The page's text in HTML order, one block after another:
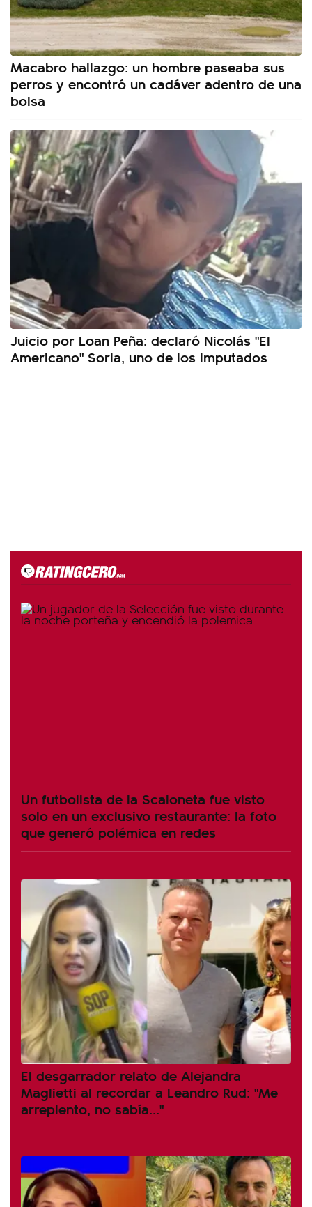
Macabro hallazgo: un hombre paseaba sus
perros y encontró un cadáver adentro de una
bolsa
Juicio por Loan Peña: declaró Nicolás "El
Americano" Soria, uno de los imputados
Un futbolista de la Scaloneta fue visto
solo en un exclusivo restaurante: la foto
que generó polémica en redes
El desgarrador relato de Alejandra
Maglietti al recordar a Leandro Rud: "Me
arrepiento, no sabía..."